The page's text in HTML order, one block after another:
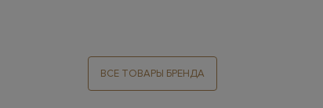
ВСЕ ТОВАРЫ БРЕНДА